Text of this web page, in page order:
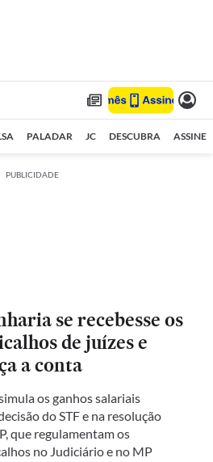
PALADAR JC DESCUBRA ASSINE
PUBLICIDADE
se recebesse os
de juízes e
a conta
os ganhos salariais
do STF e na resolução
que regulamentam os
no Judiciário e no MP